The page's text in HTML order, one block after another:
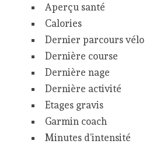
Aperçu santé
Calories
Dernier parcours vélo
Dernière course
Dernière nage
Dernière activité
Etages gravis
Garmin coach
Minutes d’intensité